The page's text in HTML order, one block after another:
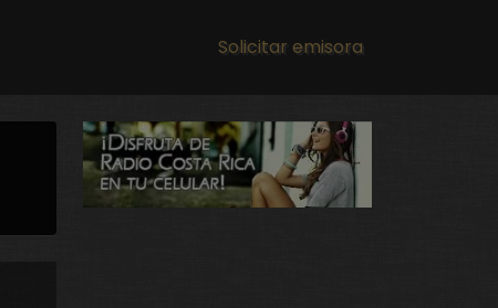
Main navigation
Solicitar emisora